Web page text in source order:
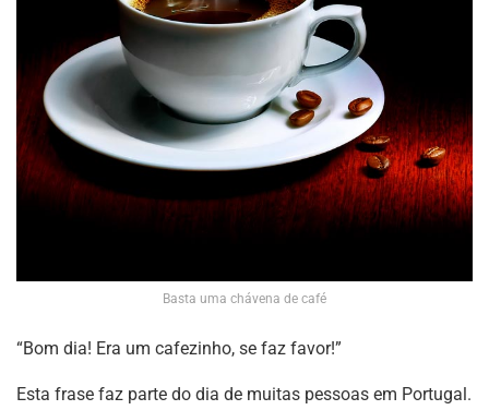
Basta uma chávena de café
“Bom dia! Era um cafezinho, se faz favor!”
Esta frase faz parte do dia de muitas pessoas em Portugal.